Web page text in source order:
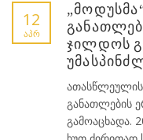
12
ᲐᲞᲠ
ჯილდოს
განათლების
გამოაცხადა.